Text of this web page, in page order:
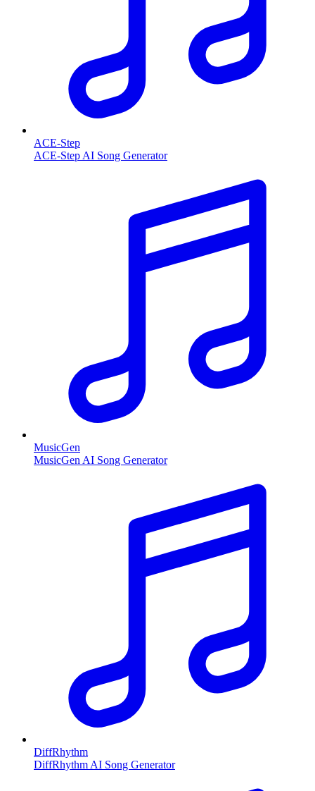
ACE-Step
ACE-Step AI Song Generator
MusicGen
MusicGen AI Song Generator
DiffRhythm
DiffRhythm AI Song Generator